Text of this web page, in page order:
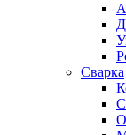
Сварка